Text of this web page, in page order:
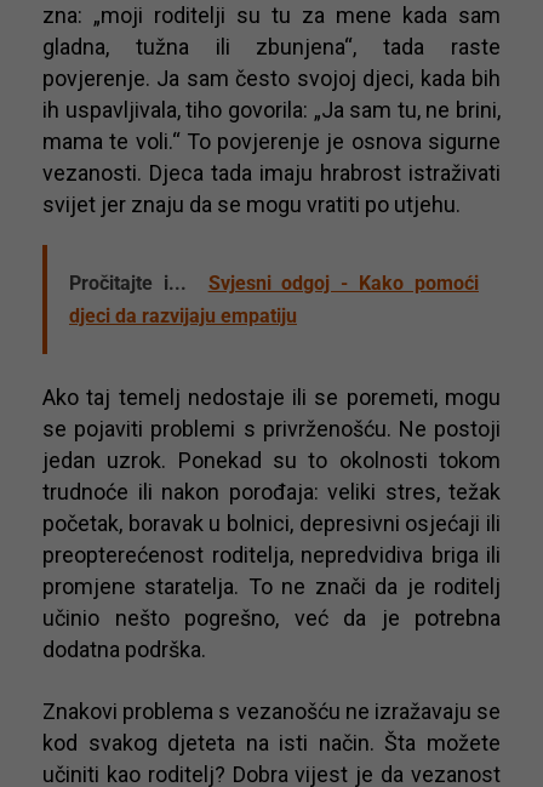
zna: „moji roditelji su tu za mene kada sam
gladna, tužna ili zbunjena“, tada raste
povjerenje. Ja sam često svojoj djeci, kada bih
ih uspavljivala, tiho govorila: „Ja sam tu, ne brini,
mama te voli.“ To povjerenje je osnova sigurne
vezanosti. Djeca tada imaju hrabrost istraživati
svijet jer znaju da se mogu vratiti po utjehu.
Pročitajte i...
Svjesni odgoj - Kako pomoći
djeci da razvijaju empatiju
Ako taj temelj nedostaje ili se poremeti, mogu
se pojaviti problemi s privrženošću. Ne postoji
jedan uzrok. Ponekad su to okolnosti tokom
trudnoće ili nakon porođaja: veliki stres, težak
početak, boravak u bolnici, depresivni osjećaji ili
preopterećenost roditelja, nepredvidiva briga ili
promjene staratelja. To ne znači da je roditelj
učinio nešto pogrešno, već da je potrebna
dodatna podrška.
Znakovi problema s vezanošću ne izražavaju se
kod svakog djeteta na isti način. Šta možete
učiniti kao roditelj? Dobra vijest je da vezanost